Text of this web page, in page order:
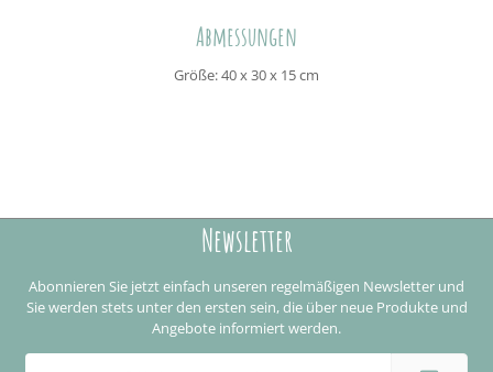
Abmessungen
Größe: 40 x 30 x 15 cm
Newsletter
Abonnieren Sie jetzt einfach unseren regelmäßigen Newsletter und
Sie werden stets unter den ersten sein, die über neue Produkte und
Angebote informiert werden.
E-